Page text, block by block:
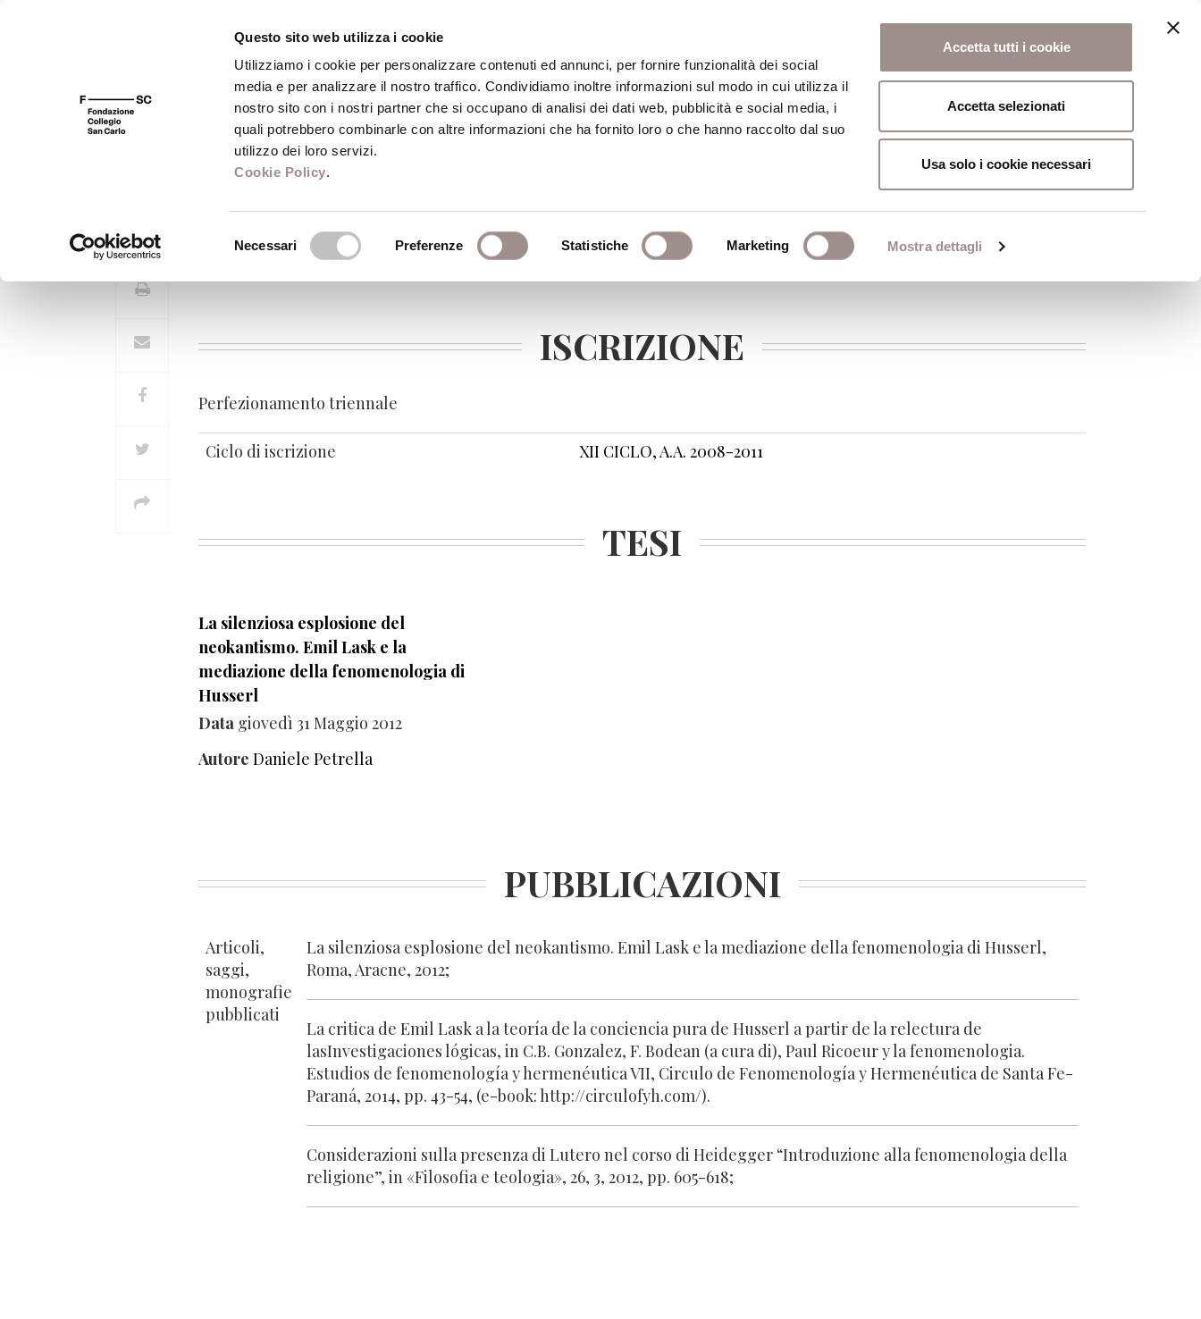
Questo sito web utilizza i cookie
Utilizziamo i cookie per personalizzare contenuti ed annunci, per fornire funzionalità dei social
media e per analizzare il nostro traffico. Condividiamo inoltre informazioni sul modo in cui utilizza il
nostro sito con i nostri partner che si occupano di analisi dei dati web, pubblicità e social media, i
quali potrebbero combinarle con altre informazioni che ha fornito loro o che hanno raccolto dal suo
utilizzo dei loro servizi.
Cookie Policy.
Necessari Preferenze Statistiche Marketing Mostra dettagli
Accetta tutti i cookie
Accetta selezionati
Usa solo i cookie necessari
FSC 400 Fondazione Biblioteca Centro Culturale Centro Studi Religiosi Scuola Alti Studi
Daniele Petrella
ISCRIZIONE
Perfezionamento triennale
Ciclo di iscrizione XII CICLO, A.A. 2008-2011
TESI
La silenziosa esplosione del
neokantismo. Emil Lask e la
mediazione della fenomenologia di
Husserl
Data giovedì 31 Maggio 2012
Autore Daniele Petrella
PUBBLICAZIONI
Articoli,
saggi,
monografie
pubblicati
La silenziosa esplosione del neokantismo. Emil Lask e la mediazione della fenomenologia di Husserl,
Roma, Aracne, 2012;
La critica de Emil Lask a la teoría de la conciencia pura de Husserl a partir de la relectura de
lasInvestigaciones lógicas, in C.B. Gonzalez, F. Bodean (a cura di), Paul Ricoeur y la fenomenologia.
Estudios de fenomenología y hermenéutica VII, Circulo de Fenomenología y Hermenéutica de Santa Fe-
Paraná, 2014, pp. 43-54, (e-book: http://circulofyh.com/).
Considerazioni sulla presenza di Lutero nel corso di Heidegger “Introduzione alla fenomenologia della
religione”, in «Filosofia e teologia», 26, 3, 2012, pp. 605-618;